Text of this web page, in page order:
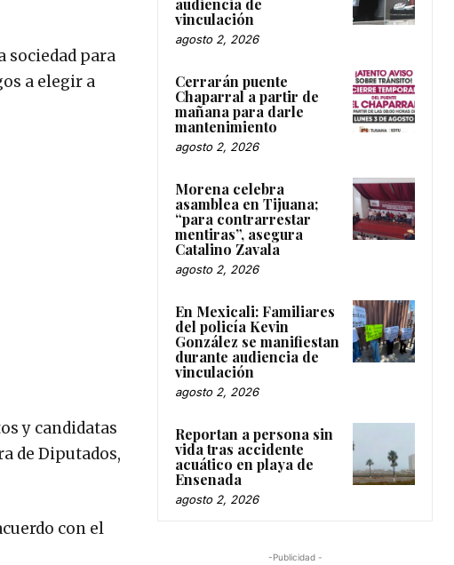
sociedad para
a elegir a
y candidatas
de Diputados,
con el
vinculación
agosto 2, 2026
Cerrarán puente
Chaparral a partir de
mañana para darle
mantenimiento
agosto 2, 2026
Morena celebra
asamblea en Tijuana;
“para contrarrestar
mentiras”, asegura
Catalino Zavala
agosto 2, 2026
En Mexicali: Familiares
del policía Kevin
González se manifiestan
durante audiencia de
vinculación
agosto 2, 2026
Reportan a persona sin
vida tras accidente
acuático en playa de
Ensenada
agosto 2, 2026
-Publicidad -